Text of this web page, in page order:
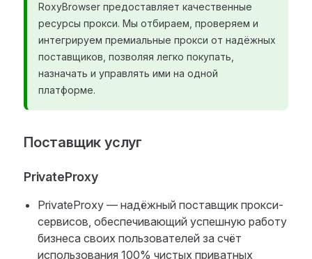
RoxyBrowser предоставляет качественные
ресурсы прокси. Мы отбираем, проверяем и
интегрируем премиальные прокси от надёжных
поставщиков, позволяя легко покупать,
назначать и управлять ими на одной
платформе.
Поставщик услуг
PrivateProxy
PrivateProxy — надёжный поставщик прокси-
сервисов, обеспечивающий успешную работу
бизнеса своих пользователей за счёт
использования 100% чистых приватных